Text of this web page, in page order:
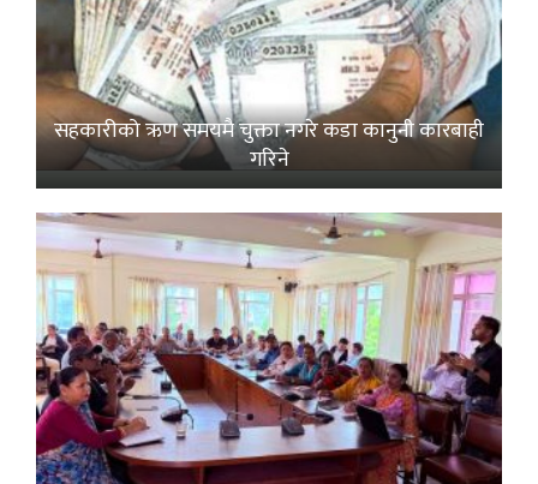
सहकारीको ऋण समयमै चुक्ता नगरे कडा कानुनी कारबाही
गरिने